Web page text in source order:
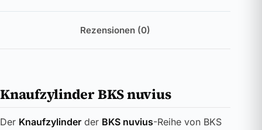
Rezensionen (0)
Knaufzylinder BKS nuvius
Der Knaufzylinder der BKS nuvius-Reihe von BKS